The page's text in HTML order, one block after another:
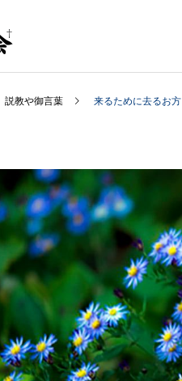
説教や御言葉 来るために去るお方